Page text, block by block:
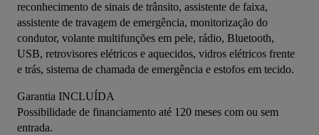
reconhecimento de sinais de trânsito, assistente de faixa,
assistente de travagem de emergência, monitorização do
condutor, volante multifunções em pele, rádio, Bluetooth,
USB, retrovisores elétricos e aquecidos, vidros elétricos frente
e trás, sistema de chamada de emergência e estofos em tecido.
Garantia INCLUÍDA
Possibilidade de financiamento até 120 meses com ou sem
entrada.